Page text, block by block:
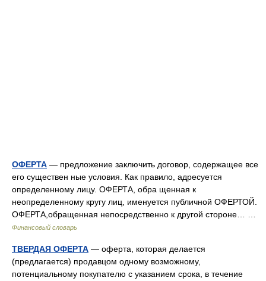
ОФЕРТА — предложение заключить договор, содержащее все
его существен ные условия. Как правило, адресуется
определенному лицу. ОФЕРТА, обра щенная к
неопределенному кругу лиц, именуется публичной ОФЕРТОЙ.
ОФЕРТА,обращенная непосредственно к другой стороне… …
Финансовый словарь
ТВЕРДАЯ ОФЕРТА — оферта, которая делается
(предлагается) продавцом одному возможному,
потенциальному покупателю с указанием срока, в течение